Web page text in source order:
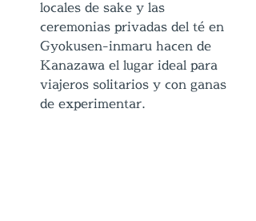
locales de sake y las
ceremonias privadas del té en
Gyokusen-inmaru hacen de
Kanazawa el lugar ideal para
viajeros solitarios y con ganas
de experimentar.